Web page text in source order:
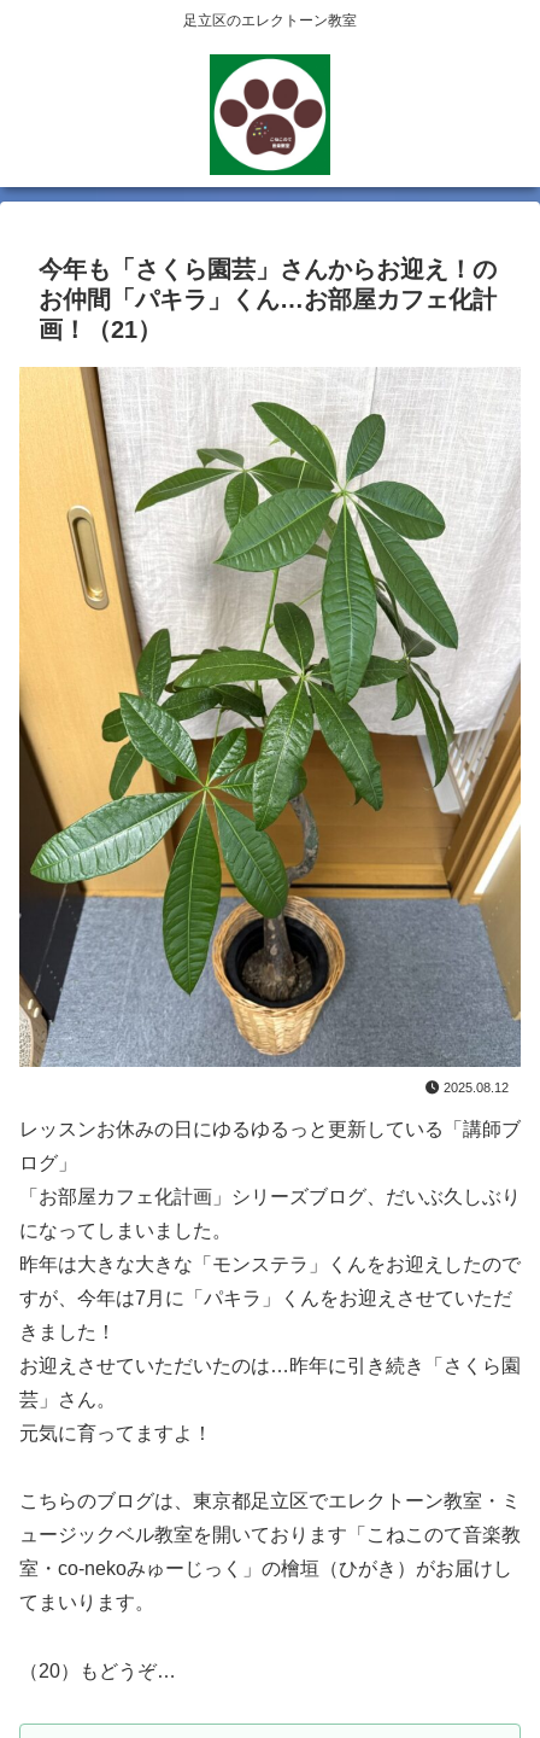
足立区のエレクトーン教室
今年も「さくら園芸」さんからお迎え！の
お仲間「パキラ」くん…お部屋カフェ化計
画！（21）
2025.08.12
レッスンお休みの日にゆるゆるっと更新している「講師ブ
ログ」
「お部屋カフェ化計画」シリーズブログ、だいぶ久しぶり
になってしまいました。
昨年は大きな大きな「モンステラ」くんをお迎えしたので
すが、今年は7月に「パキラ」くんをお迎えさせていただ
きました！
お迎えさせていただいたのは…昨年に引き続き「さくら園
芸」さん。
元気に育ってますよ！
こちらのブログは、東京都足立区でエレクトーン教室・ミ
ュージックベル教室を開いております「こねこのて音楽教
室・co-nekoみゅーじっく」の檜垣（ひがき）がお届けし
てまいります。
（20）もどうぞ…